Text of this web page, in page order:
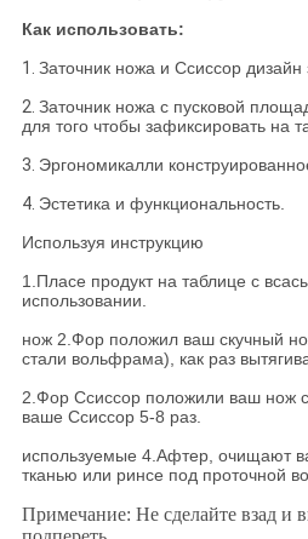
Как использовать:
1. Заточник ножа и Ссиссор дизайн
2. Заточник ножа с пусковой
для того чтобы зафиксировать на
3. Эргономикалли
4. Эстетика и функциональность.
Используя инструкцию
1.Пласе продукт на таблице с
использовании.
нож 2.Фор положил ваш скучный
стали вольфрама), как раз
2.Фор Ссиссор положили ваш нож
ваше Ссиссор 5-8 раз.
используемые 4.Афтер, очищают
тканью или ринсе под проточной
Примечание: Не сделайте взад и